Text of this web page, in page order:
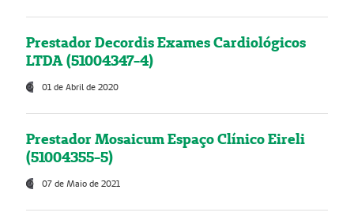
Prestador Decordis Exames Cardiológicos
LTDA (51004347-4)
01 de Abril de 2020
Prestador Mosaicum Espaço Clínico Eireli
(51004355-5)
07 de Maio de 2021